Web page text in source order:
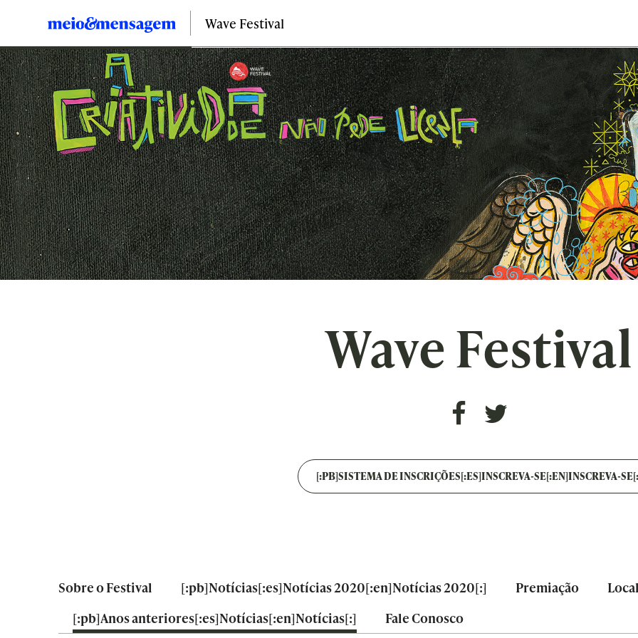
Wave Festival
Wave Festival
[:PB]SISTEMA DE INSCRIÇÕES[:ES]INSCREVA-SE[:EN]INSCREVA-
Sobre o Festival [:pb]Notícias[:es]Notícias 2020[:en]Notícias 2020[:] Premiação
[:pb]Anos anteriores[:es]Notícias[:en]Notícias[:]
Fale Conosco